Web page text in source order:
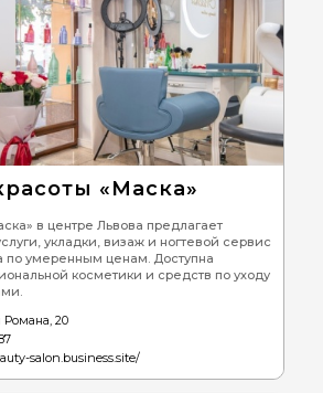
«Маска»
в центре Львова предлагает
укладки, визаж и ногтевой сервис
по умеренным ценам. Доступна
косметики и средств по уходу
20
salon.business.site/